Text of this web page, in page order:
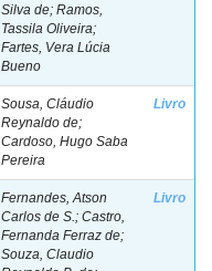
Silva de; Ramos,
Tassila Oliveira;
Fartes, Vera Lúcia
Bueno
Sousa, Cláudio
Reynaldo de;
Cardoso, Hugo Saba
Pereira
Livro
Fernandes, Atson
Carlos de S.; Castro,
Fernanda Ferraz de;
Souza, Claudio
Livro